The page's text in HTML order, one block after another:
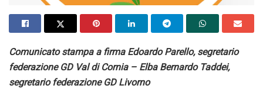
Comunicato stampa a firma Edoardo Parello, segretario
federazione GD Val di Cornia – Elba Bernardo Taddei,
segretario federazione GD Livorno